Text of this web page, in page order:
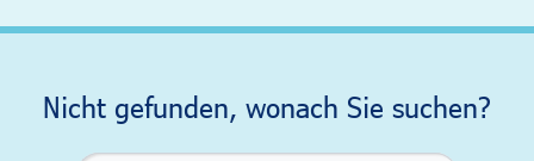
Nicht gefunden, wonach Sie suchen?